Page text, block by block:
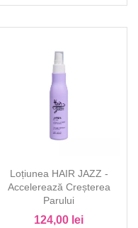
Loțiunea HAIR JAZZ -
Accelerează Creșterea
Parului
124,00 lei